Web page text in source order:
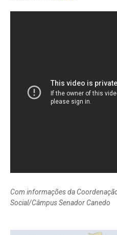
Com informações da
Social/Câmpus Senador Canedo